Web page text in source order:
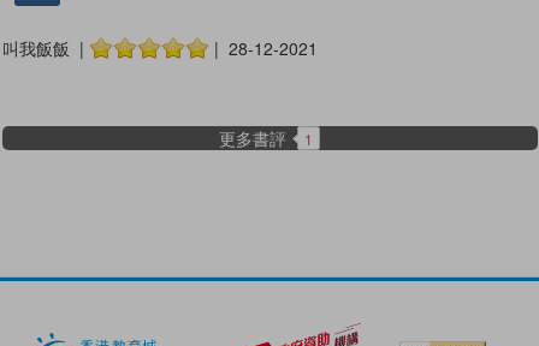
叫我飯飯 | | 28-12-2021
更多書評 1